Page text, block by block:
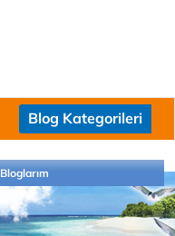
Blog Kategorileri
Bloglarım